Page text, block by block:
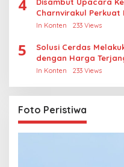
4
Disambut Upacara
Charnvirakul
In Konten 233 Views
5
Solusi Cerdas
dengan Harga
In Konten 233 Views
Foto Peristiwa